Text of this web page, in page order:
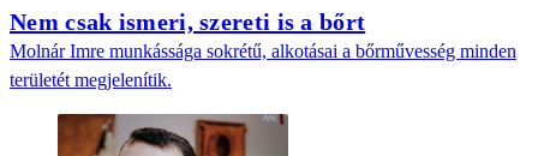
Nem csak ismeri, szereti is a bőrt
Molnár Imre munkássága sokrétű, alkotásai a bőrművesség minden
területét megjelenítik.